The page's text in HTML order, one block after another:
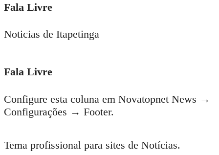
Fala Livre
Noticias de Itapetinga
Fala Livre
Configure esta coluna em Novatopnet News →
Configurações → Footer.
Tema profissional para sites de Notícias.